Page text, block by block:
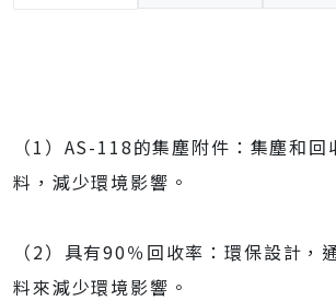
（1）AS-118的集塵附件：集塵和回
料，減少環境影響。
（2）具有90％回收率：環保設計，
料來減少環境影響。